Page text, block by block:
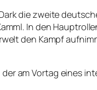
die zweite
In den
den Kampf
am Vortag eines